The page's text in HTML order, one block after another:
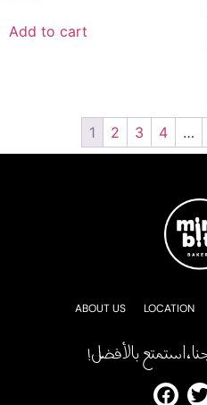
Add to cart
1 2 3 4 …
ABOUT US LOCATION